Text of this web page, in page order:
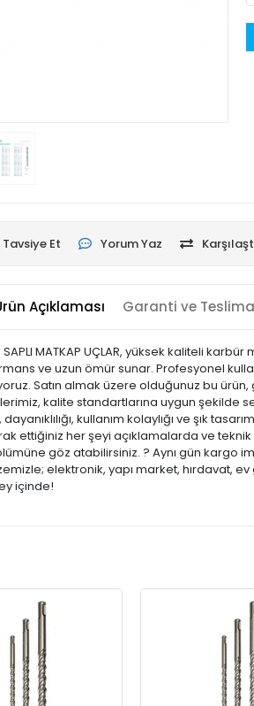
Tavsiye Et Yorum Yaz
Açıklaması Garanti ve
SAPLI MATKAP UÇLAR, yüksek
ve uzun ömür sunar. Profesyonel
Satın almak üzere olduğunuz bu
kalite standartlarına uygun
kullanım kolaylığı ve şık
ettiğiniz her şeyi açıklamalarda ve
göz atabilirsiniz. ? Aynı gün kargo
elektronik, yapı market, hırdavat,
içinde!